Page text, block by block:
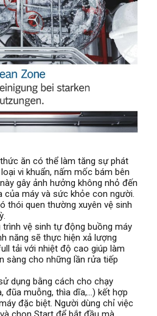
ăn có thể làm tăng sự phát
vi khuẩn, nấm mốc bám bên
gây ảnh hưởng không nhỏ đến
máy và sức khỏe con người.
thói quen thường xuyên vệ sinh
vệ sinh tự động buồng máy
năng sẽ thực hiện xả lượng
tải với nhiệt độ cao giúp làm
sàng cho những lần rửa tiếp
dụng bằng cách cho chạy
đũa muỗng, thìa dĩa,…) kết hợp
đặc biệt. Người dùng chỉ việc